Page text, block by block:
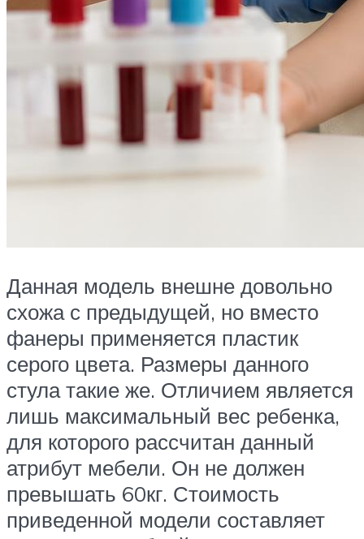
Данная модель внешне довольно
схожа с предыдущей, но вместо
фанеры применяется пластик
серого цвета. Размеры данного
стула такие же. Отличием является
лишь максимальный вес ребенка,
для которого рассчитан данный
атрибут мебели. Он не должен
превышать 60кг. Стоимость
приведенной модели составляет